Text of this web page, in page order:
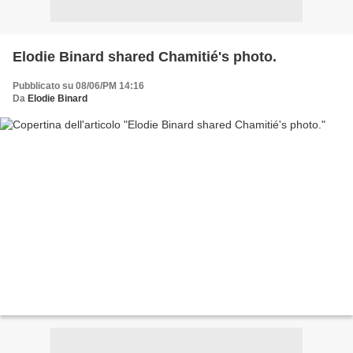
Elodie Binard shared Chamitié's photo.
Pubblicato su 08/06/PM 14:16
Da Elodie Binard